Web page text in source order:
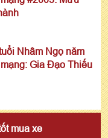
Nhâm Ngọ năm
Gia Đạo Thiếu
mua xe